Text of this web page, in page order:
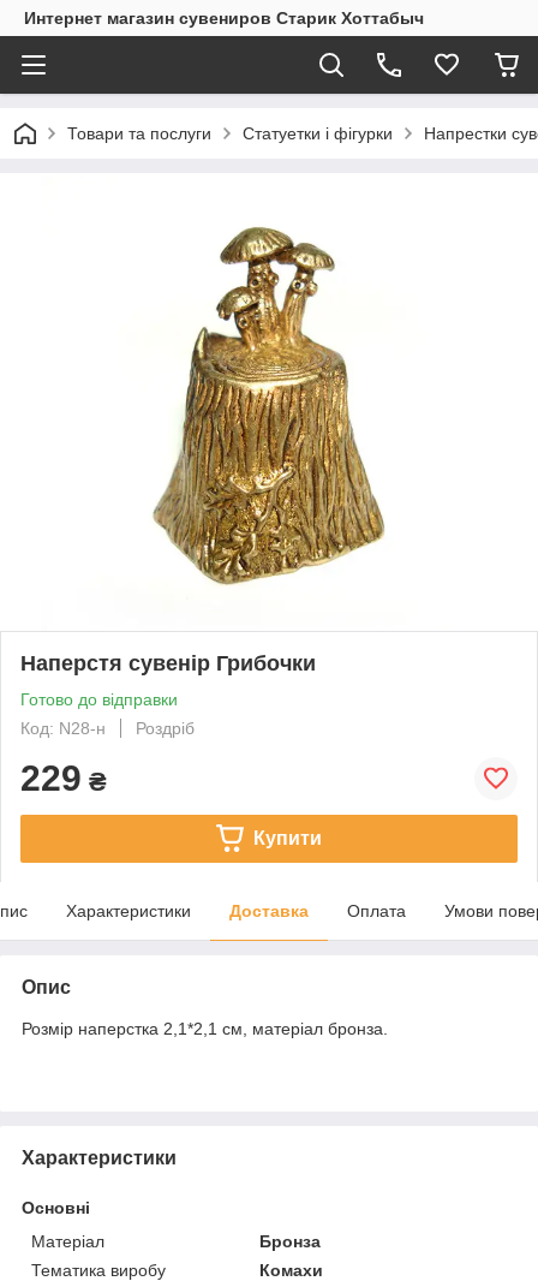
Интернет магазин сувениров Старик Хоттабыч
Товари та послуги Статуетки і фігурки Напрестки
Наперстя сувенір Грибочки
Готово до відправки
Код: N28-н
Роздріб
229 ₴
Купити
Характеристики Доставка Оплата Умови
Опис
Розмір наперстка 2,1*2,1 см, матеріал бронза.
Характеристики
Основні
Матеріал
Бронза
Тематика виробу
Комахи